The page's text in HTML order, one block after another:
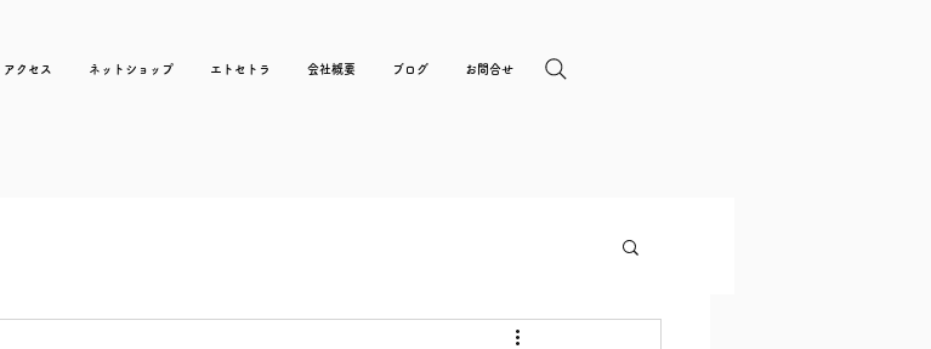
アクセス ネットショップ エトセトラ 会社概要 ブログ お問合せ